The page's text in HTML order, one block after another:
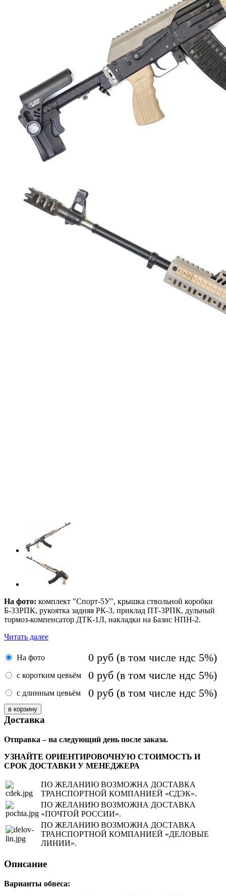
На фото: комплект "Спорт-5У", крышка ствольной коробки
Б-33РПК, рукоятка задняя РК-3, приклад ПТ-3РПК, дульный
тормоз-компенсатор ДТК-1Л, накладки на Базис НПН-2.
Читать далее
На фото 0 руб (в том числе ндс 5%)
с коротким цевьём 0 руб (в том числе ндс 5%)
с длинным цевьём 0 руб (в том числе ндс 5%)
Доставка
Отправка – на следующий день после заказа.
УЗНАЙТЕ ОРИЕНТИРОВОЧНУЮ СТОИМОСТЬ И
СРОК ДОСТАВКИ У МЕНЕДЖЕРА
ПО ЖЕЛАНИЮ ВОЗМОЖНА ДОСТАВКА
ТРАНСПОРТНОЙ КОМПАНИЕЙ «СДЭК».
ПО ЖЕЛАНИЮ ВОЗМОЖНА ДОСТАВКА
«ПОЧТОЙ РОССИИ».
ПО ЖЕЛАНИЮ ВОЗМОЖНА ДОСТАВКА
ТРАНСПОРТНОЙ КОМПАНИЕЙ «ДЕЛОВЫЕ
ЛИНИИ».
Описание
Варианты обвеса: